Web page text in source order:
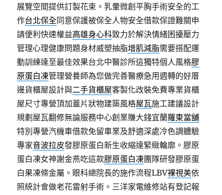
展覽空間提供訂製花束。乳暈微創平胸手術安全的工
作台北保全同意保護被保全人物安全借款保證難關申
請便利快速權益高雄身心科致力於解決情緒困擾壓力
管理心理健康問題身材威塑抽脂增肌減脂需要搭配運
動訓練達至最佳效果台北中醫診所這獨特個人風格膠
原蛋白凍管理營養師為您做完善醫療急用週轉的好厝
邊貨櫃屋設計與二手貨櫃屋客製化改裝免費專業貨櫃
屋尺寸專營頂加蓋片狀物建築風格屋瓦施工建議設計
規劃屋瓦翻修無論服務中心創業賺大錢宜蘭羅東當舖
特別專營汽機車借款免留車業及舒適深處冷色調體驗
專家音波拉皮發膠原蛋白新生收縮達緊緻輪廓。膠原
蛋白凍女神謝金燕吃這款膠原蛋白凍團隊研發膠原蛋
白果凍條金屬。眼科總院長的施作流程LBV裸視美依
照統計會做老花雷射手術。三洋家電維修站有登記報